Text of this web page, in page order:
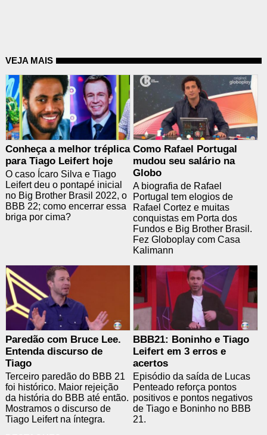
VEJA MAIS
Conheça a melhor tréplica
para Tiago Leifert hoje
O caso Ícaro Silva e Tiago
Leifert deu o pontapé inicial
no Big Brother Brasil 2022, o
BBB 22; como encerrar essa
briga por cima?
Como Rafael Portugal
mudou seu salário na
Globo
A biografia de Rafael
Portugal tem elogios de
Rafael Cortez e muitas
conquistas em Porta dos
Fundos e Big Brother Brasil.
Fez Globoplay com Casa
Kalimann
Paredão com Bruce Lee.
Entenda discurso de
Tiago
Terceiro paredão do BBB 21
foi histórico. Maior rejeição
da história do BBB até então.
Mostramos o discurso de
Tiago Leifert na íntegra.
BBB21: Boninho e Tiago
Leifert em 3 erros e
acertos
Episódio da saída de Lucas
Penteado reforça pontos
positivos e pontos negativos
de Tiago e Boninho no BBB
21.